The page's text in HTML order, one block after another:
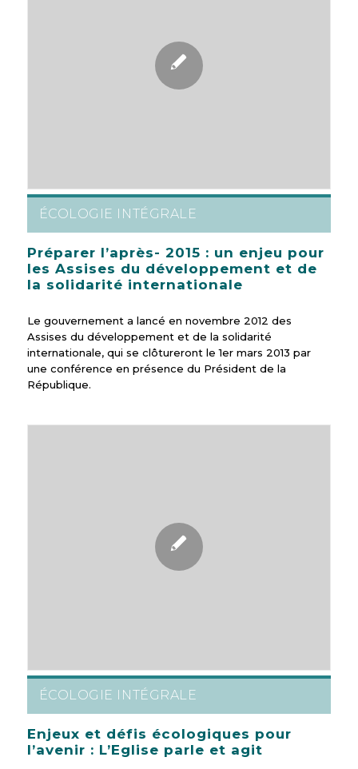
ÉCOLOGIE INTÉGRALE
Préparer l’après- 2015 : un enjeu pour
les Assises du développement et de
la solidarité internationale
Le gouvernement a lancé en novembre 2012 des
Assises du développement et de la solidarité
internationale, qui se clôtureront le 1er mars 2013 par
une conférence en présence du Président de la
République.
ÉCOLOGIE INTÉGRALE
Enjeux et défis écologiques pour
l’avenir : L’Eglise parle et agit